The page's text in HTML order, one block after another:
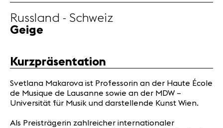
Freiwillige
Medien
Jobs
Russland - Schweiz
Geige
Kurzpräsentation
Svetlana Makarova ist Professorin an der Haute École
de Musique de Lausanne sowie an der MDW –
Universität für Musik und darstellende Kunst Wien.
Als Preisträgerin zahlreicher internationaler